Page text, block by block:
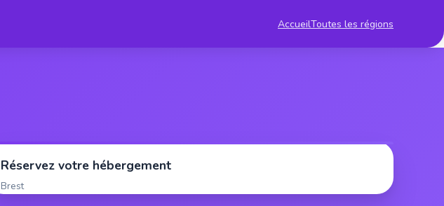
AccueilToutes les régions
Réservez votre hébergement
Brest